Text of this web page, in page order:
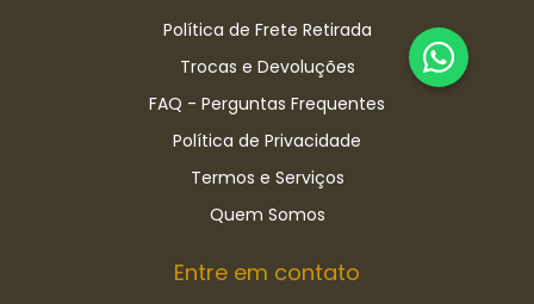
Política de Frete Retirada
Trocas e Devoluções
FAQ - Perguntas Frequentes
Política de Privacidade
Termos e Serviços
Quem Somos
Entre em contato